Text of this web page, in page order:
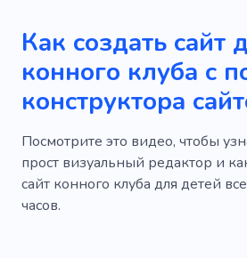
Как создать сайт
конного клуба с
конструктора
Посмотрите это видео, чтобы
прост визуальный редактор и
сайт конного клуба для детей
часов.